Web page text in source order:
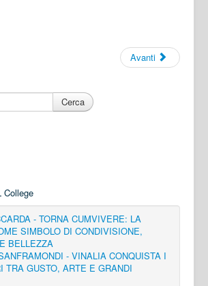
Avanti
Cerca
- TORNA CUMVIVERE: LA
SIMBOLO DI CONDIVISIONE,
BELLEZZA
- VINALIA CONQUISTA I
TRA GUSTO, ARTE E GRANDI